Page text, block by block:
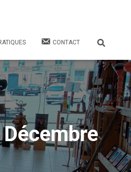
CONTACT
Décembre